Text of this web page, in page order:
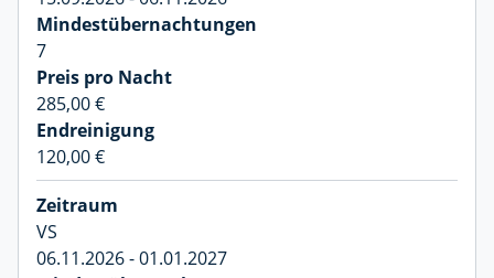
7
285,00 €
120,00 €
VS
06.11.2026 - 01.01.2027